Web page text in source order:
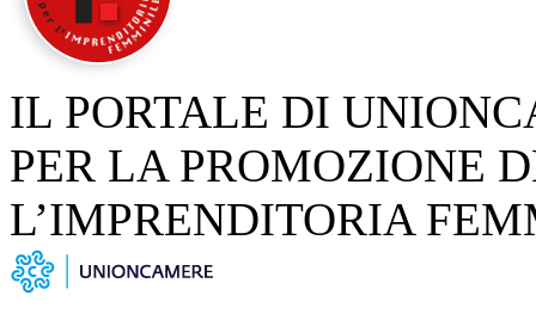
IL PORTALE DI
PER LA PROMOZIONE
L’IMPRENDITORIA